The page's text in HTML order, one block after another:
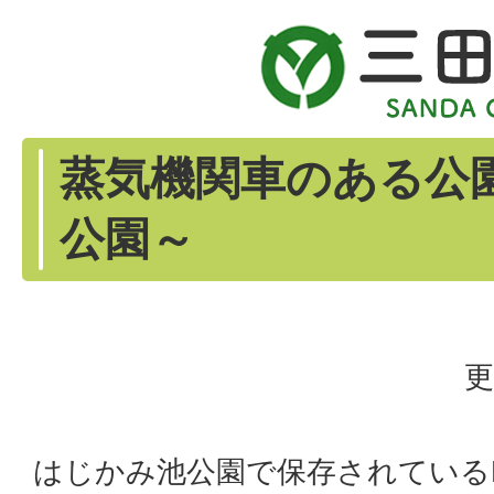
蒸気機関車のある公
公園～
はじかみ池公園で保存されてい